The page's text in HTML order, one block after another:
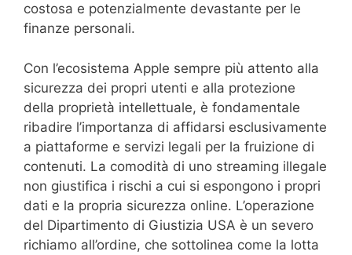
costosa e potenzialmente devastante per le
finanze personali.
Con l’ecosistema Apple sempre più attento alla
sicurezza dei propri utenti e alla protezione
della proprietà intellettuale, è fondamentale
ribadire l’importanza di affidarsi esclusivamente
a piattaforme e servizi legali per la fruizione di
contenuti. La comodità di uno streaming illegale
non giustifica i rischi a cui si espongono i propri
dati e la propria sicurezza online. L’operazione
del Dipartimento di Giustizia USA è un severo
richiamo all’ordine, che sottolinea come la lotta